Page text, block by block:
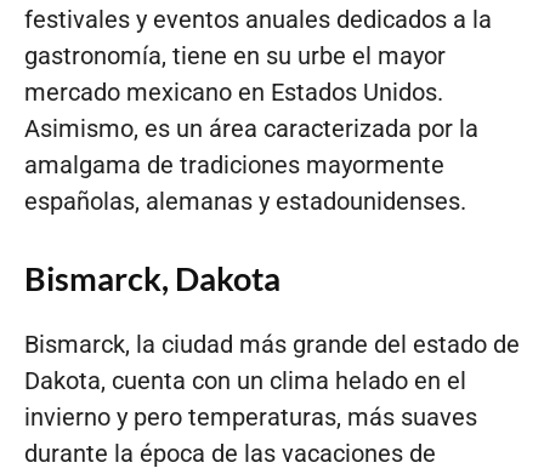
festivales y eventos anuales dedicados a la
gastronomía, tiene en su urbe el mayor
mercado mexicano en Estados Unidos.
Asimismo, es un área caracterizada por la
amalgama de tradiciones mayormente
españolas, alemanas y estadounidenses.
Bismarck, Dakota
Bismarck, la ciudad más grande del estado de
Dakota, cuenta con un clima helado en el
invierno y pero temperaturas, más suaves
durante la época de las vacaciones de